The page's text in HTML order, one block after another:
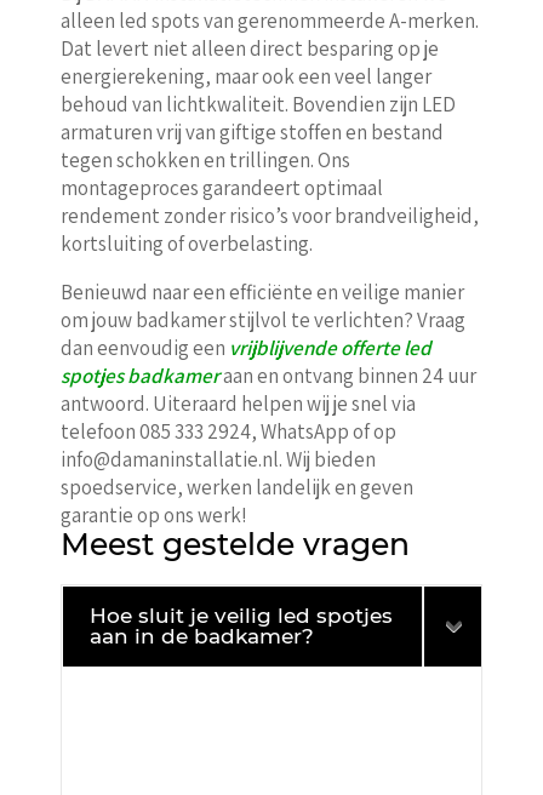
alleen led spots van gerenommeerde A-merken.
Dat levert niet alleen direct besparing op je
energierekening, maar ook een veel langer
behoud van lichtkwaliteit. Bovendien zijn LED
armaturen vrij van giftige stoffen en bestand
tegen schokken en trillingen. Ons
montageproces garandeert optimaal
rendement zonder risico’s voor brandveiligheid,
kortsluiting of overbelasting.
Benieuwd naar een efficiënte en veilige manier
om jouw badkamer stijlvol te verlichten? Vraag
dan eenvoudig een vrijblijvende offerte led
spotjes badkameraan en ontvang binnen 24 uur
antwoord. Uiteraard helpen wij je snel via
telefoon 085 333 2924, WhatsApp of op
info@damaninstallatie.nl. Wij bieden
spoedservice, werken landelijk en geven
garantie op ons werk!
Meest gestelde vragen
Hoe sluit je veilig led spotjes
aan in de badkamer?